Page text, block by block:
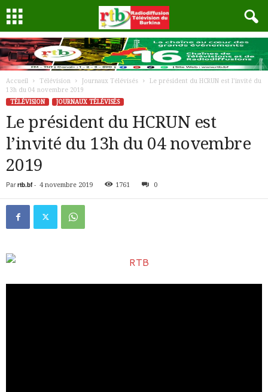
Accueil Télévision Journaux Télévisés
Le président du HCRUN est l’invité du
13h du 04 novembre 2019
TÉLÉVISION
JOURNAUX TÉLÉVISÉS
Le président du HCRUN est
l’invité du 13h du 04 novembre
2019
Par rtb.bf- 4 novembre 2019 1761 0